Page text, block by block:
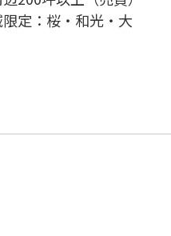
定：桜・和光・大